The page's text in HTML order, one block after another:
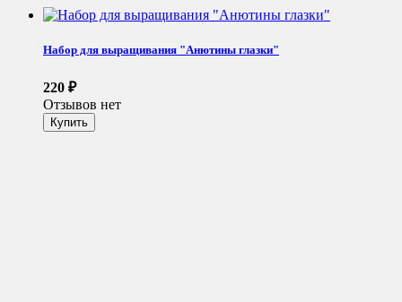
Набор для выращивания "Анютины глазки"
220 ₽
Отзывов нет